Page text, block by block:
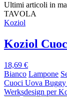
Ultimi articoli in
TAVOLA
Koziol
Koziol
18,69 €
Bianco Lampone
Cuoci Uova
Werksdesign per